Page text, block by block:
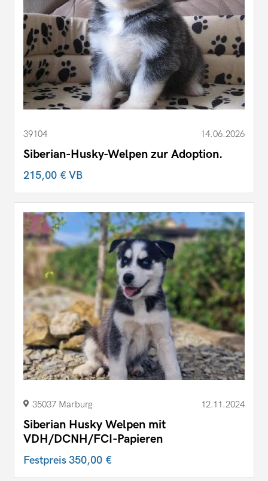
39104 14.06.2026
Siberian-Husky-Welpen zur Adoption.
215,00 €VB
35037 Marburg 12.11.2024
Siberian Husky Welpen mit
VDH/DCNH/FCI-Papieren
Festpreis350,00 €